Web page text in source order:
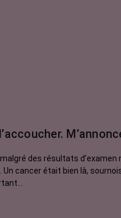
des résultats
cancer était bien là,